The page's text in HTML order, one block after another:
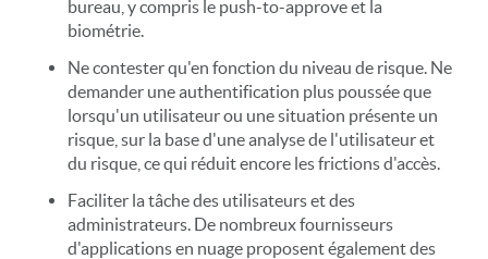
bureau, y compris le push-to-approve et la
biométrie.
Ne contester qu'en fonction du niveau de risque. Ne
demander une authentification plus poussée que
lorsqu'un utilisateur ou une situation présente un
risque, sur la base d'une analyse de l'utilisateur et
du risque, ce qui réduit encore les frictions d'accès.
Faciliter la tâche des utilisateurs et des
administrateurs. De nombreux fournisseurs
d'applications en nuage proposent également des